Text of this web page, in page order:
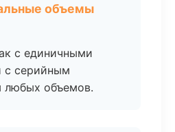
объемы
с единичными
с серийным
любых объемов.